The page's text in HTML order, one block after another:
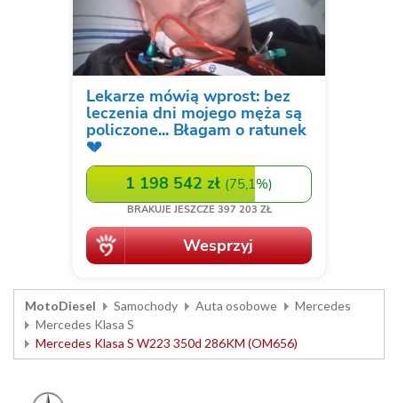
MotoDiesel Samochody Auta osobowe
Mercedes
Mercedes Klasa S
Mercedes Klasa S W223 350d 286KM (OM656)